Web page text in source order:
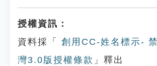
授權資訊：
資料採「
創用CC-姓名標示-
灣3.0版授權條款 」釋出